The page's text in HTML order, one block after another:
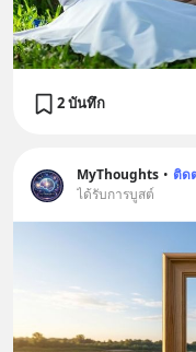
2 บันทึก
MyThoughts • ติด
ได้รับการบูสต์